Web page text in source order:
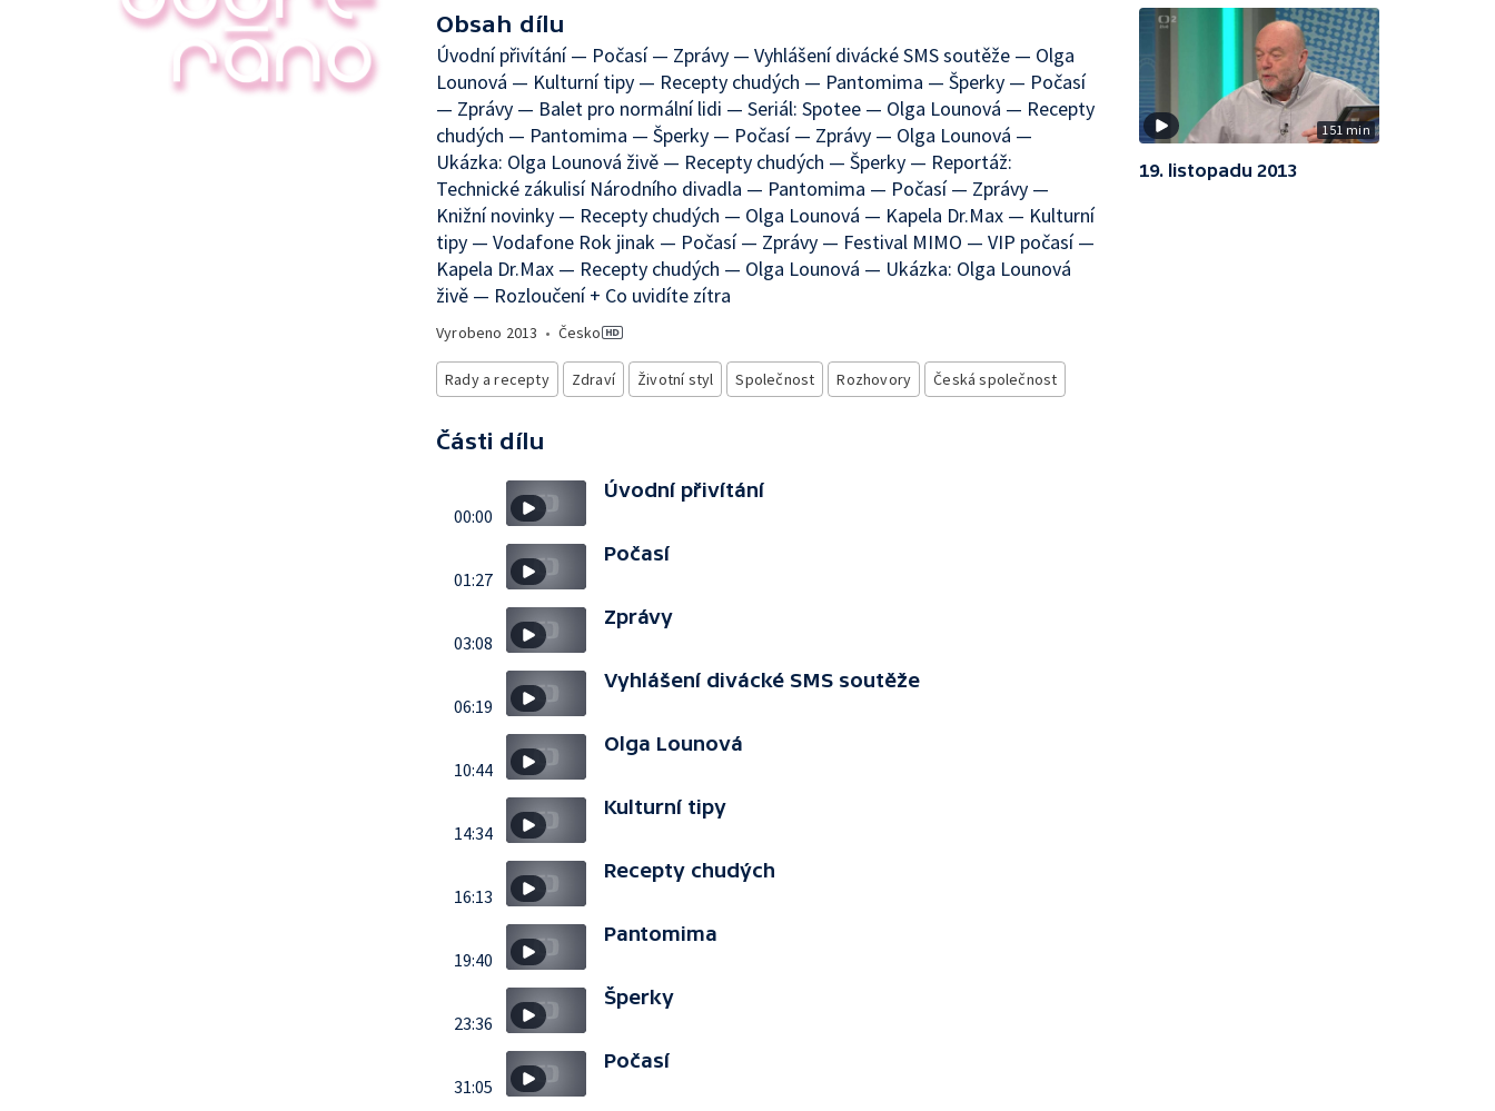
Obsah dílu
Úvodní přivítání — Počasí — Zprávy — Vyhlášení divácké SMS soutěže — Olga
Lounová — Kulturní tipy — Recepty chudých — Pantomima — Šperky — Počasí
— Zprávy — Balet pro normální lidi — Seriál: Spotee — Olga Lounová — Recepty
chudých — Pantomima — Šperky — Počasí — Zprávy — Olga Lounová —
Ukázka: Olga Lounová živě — Recepty chudých — Šperky — Reportáž:
Technické zákulisí Národního divadla — Pantomima — Počasí — Zprávy —
Knižní novinky — Recepty chudých — Olga Lounová — Kapela Dr.Max — Kulturní
tipy — Vodafone Rok jinak — Počasí — Zprávy — Festival MIMO — VIP počasí —
Kapela Dr.Max — Recepty chudých — Olga Lounová — Ukázka: Olga Lounová
živě — Rozloučení + Co uvidíte zítra
Vyrobeno 2013 • Česko
Rady a recepty Zdraví Životní styl Společnost Rozhovory Česká společnost
Části dílu
00:00
Úvodní přivítání
01:27
Počasí
03:08
Zprávy
06:19
Vyhlášení divácké SMS soutěže
10:44
Olga Lounová
14:34
Kulturní tipy
16:13
Recepty chudých
19:40
Pantomima
23:36
Šperky
31:05
Počasí
151 min
19. listopadu 2013